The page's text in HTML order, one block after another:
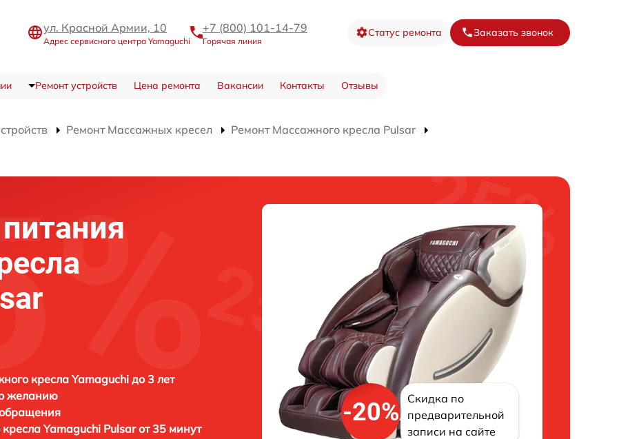
ул. Красной Армии, 10
Адрес сервисного центра Yamaguchi
+7 (800) 101-14-79
Горячая линия
Статус ремонта Заказать звонок
Ремонт устройств Цена ремонта Вакансии Контакты Отзывы
Ремонт Массажных кресел
Ремонт Массажного кресла Pulsar
кресла Yamaguchi до 3 лет
желанию
креслаYamaguchi Pulsar от 35 минут
-20%
Скидка по
предварительной
записи на сайте